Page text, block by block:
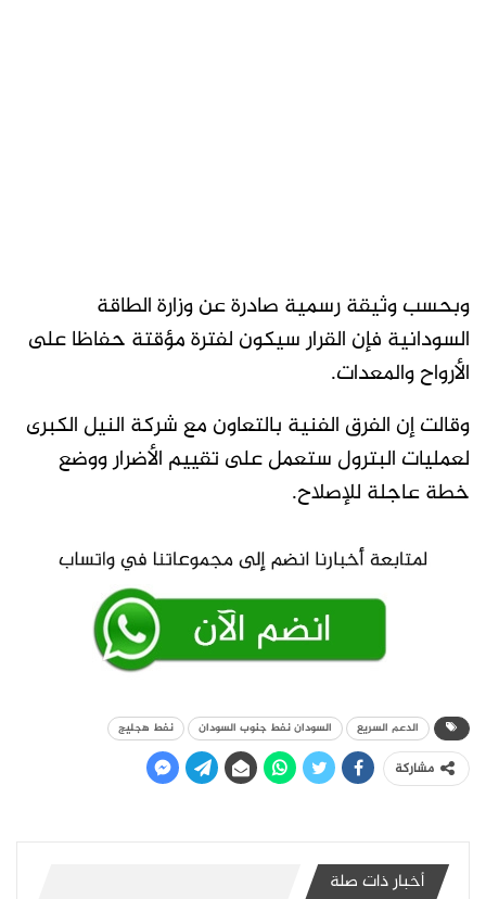
وبحسب وثيقة رسمية صادرة عن وزارة الطاقة
السودانية فإن القرار سيكون لفترة مؤقتة حفاظا على
الأرواح والمعدات.
وقالت إن الفرق الفنية بالتعاون مع شركة النيل الكبرى
لعمليات البترول ستعمل على تقييم الأضرار ووضع
خطة عاجلة للإصلاح.
الدعم السريع السودان نفط جنوب السودان نفط هجليج
مشاركة
أخبار ذات صلة